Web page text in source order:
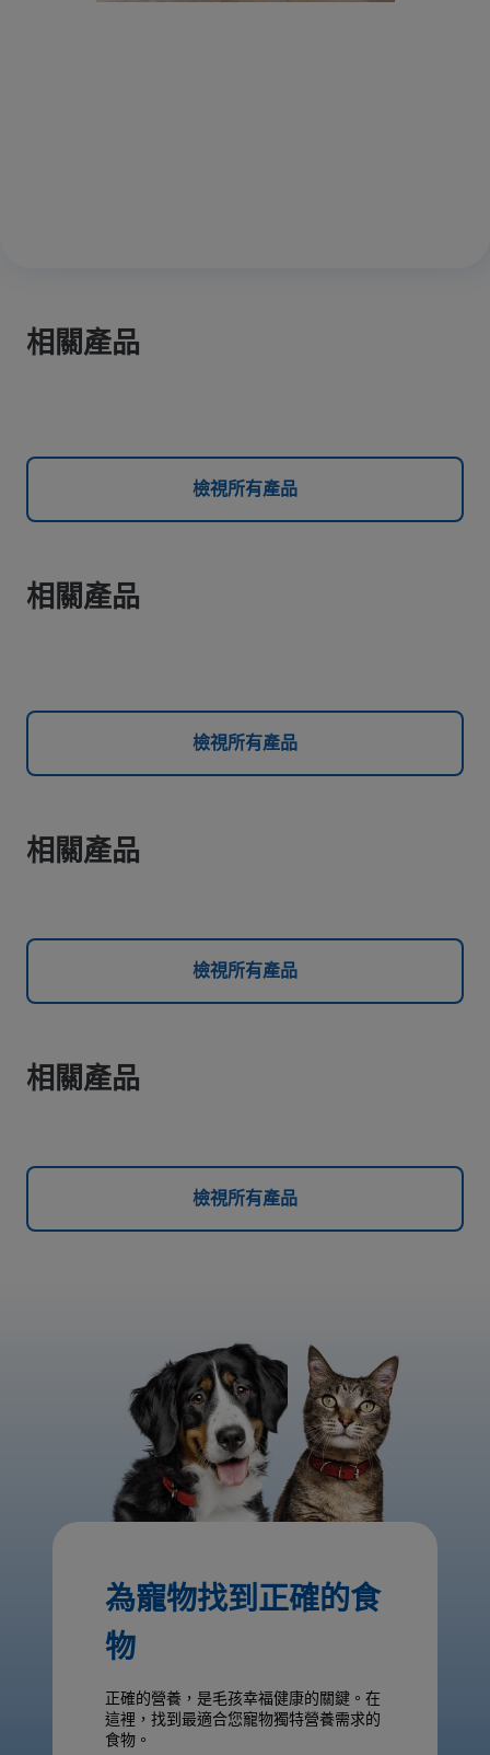
相關產品
檢視所有產品
相關產品
檢視所有產品
相關產品
檢視所有產品
相關產品
檢視所有產品
為寵物找到正確的食
物
正確的營養，是毛孩幸福健康的關鍵。在
這裡，找到最適合您寵物獨特營養需求的
食物。